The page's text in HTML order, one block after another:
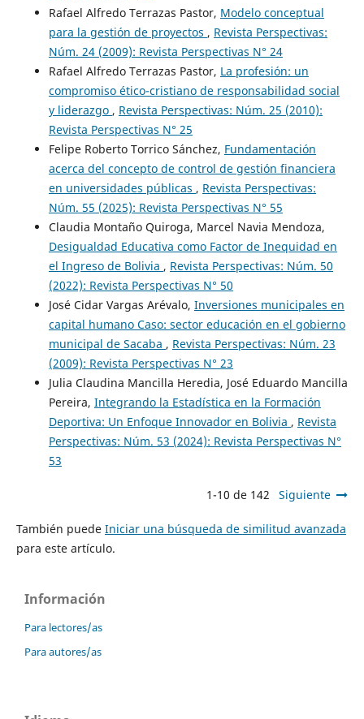
Rafael Alfredo Terrazas Pastor, Modelo conceptual
para la gestión de proyectos , Revista Perspectivas:
Núm. 24 (2009): Revista Perspectivas N° 24
Rafael Alfredo Terrazas Pastor, La profesión: un
compromiso ético-cristiano de responsabilidad social
y liderazgo , Revista Perspectivas: Núm. 25 (2010):
Revista Perspectivas N° 25
Felipe Roberto Torrico Sánchez, Fundamentación
acerca del concepto de control de gestión financiera
en universidades públicas , Revista Perspectivas:
Núm. 55 (2025): Revista Perspectivas N° 55
Claudia Montaño Quiroga, Marcel Navia Mendoza,
Desigualdad Educativa como Factor de Inequidad en
el Ingreso de Bolivia , Revista Perspectivas: Núm. 50
(2022): Revista Perspectivas N° 50
José Cidar Vargas Arévalo, Inversiones municipales en
capital humano Caso: sector educación en el gobierno
municipal de Sacaba , Revista Perspectivas: Núm. 23
(2009): Revista Perspectivas N° 23
Julia Claudina Mancilla Heredia, José Eduardo Mancilla
Pereira, Integrando la Estadística en la Formación
Deportiva: Un Enfoque Innovador en Bolivia , Revista
Perspectivas: Núm. 53 (2024): Revista Perspectivas N°
53
1-10 de 142 Siguiente
También puede Iniciar una búsqueda de similitud avanzada
para este artículo.
Información
Para lectores/as
Para autores/as